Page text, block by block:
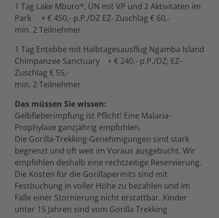
1 Tag Lake Mburo*, ÜN mit VP und 2 Aktivitäten im
Park + € 450,- p.P./DZ EZ- Zuschlag € 60,-
min. 2 Teilnehmer
1 Tag Entebbe mit Halbtagesausflug Ngamba Island
Chimpanzee Sanctuary + € 240,- p.P./DZ; EZ-
Zuschlag € 55,-
min. 2 Teilnehmer
Das müssen Sie wissen:
Gelbfieberimpfung ist Pflicht! Eine Malaria-
Prophylaxe ganzjährig empfohlen.
Die Gorilla-Trekking-Genehmigungen sind stark
begrenzt und oft weit im Voraus ausgebucht. Wir
empfehlen deshalb eine rechtzeitige Reservierung.
Die Kosten für die Gorillapermits sind mit
Festbuchung in voller Höhe zu bezahlen und im
Falle einer Stornierung nicht erstattbar. Kinder
unter 15 Jahren sind vom Gorilla Trekking